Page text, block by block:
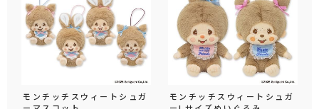
モンチッチスウィートシュガ
モンチッチスウィートシュガ